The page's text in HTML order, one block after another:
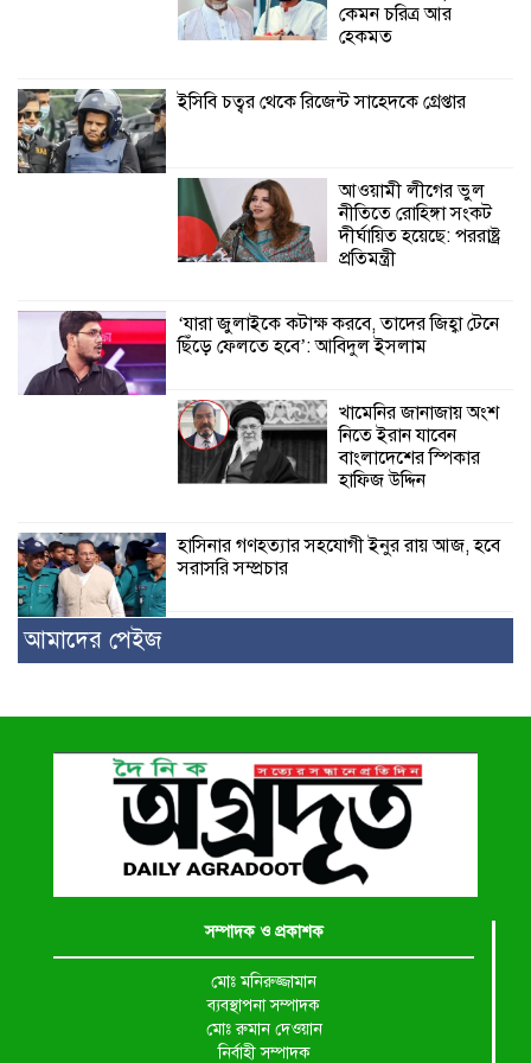
শ্যামনগরে বনবিভাগ ও সিএমসির সাথে
কেমন চরিত্র আর
হেকমত
ইসিবি চত্বর থেকে রিজেন্ট সাহেদকে গ্রেপ্তার
আওয়ামী লীগের ভুল
নীতিতে রোহিঙ্গা সংকট
দীর্ঘায়িত হয়েছে: পররাষ্ট্র
প্রতিমন্ত্রী
‘যারা জুলাইকে কটাক্ষ করবে, তাদের জিহ্বা টেনে
ছিঁড়ে ফেলতে হবে’: আবিদুল ইসলাম
খামেনির জানাজায় অংশ
নিতে ইরান যাবেন
বাংলাদেশের স্পিকার
হাফিজ উদ্দিন
হাসিনার গণহত্যার সহযোগী ইনুর রায় আজ, হবে
সরাসরি সম্প্রচার
আমাদের পেইজ
সম্পাদক ও প্রকাশক
মোঃ মনিরুজ্জামান
ব্যবস্থাপনা সম্পাদক
মোঃ রুমান দেওয়ান
নির্বাহী সম্পাদক